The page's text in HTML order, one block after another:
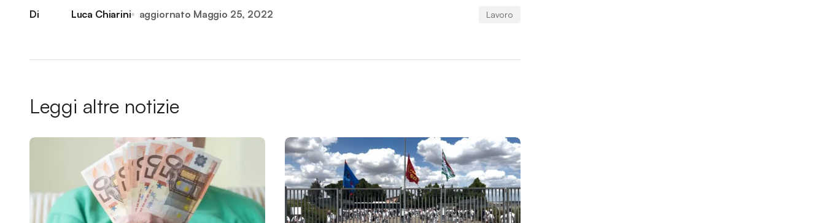
Di Luca Chiarini aggiornato Maggio 25, 2022 Lavoro
Leggi altre notizie